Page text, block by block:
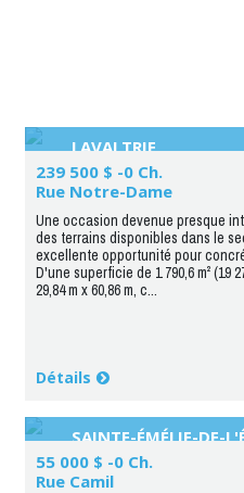
LAVALTRIE
239 500 $ -0 Ch.
Rue Notre-Dame
Une occasion devenue presque
des terrains disponibles dans le
excellente opportunité pour
D'une superficie de 1 790,6 m² (19
29,84 m x 60,86 m, c...
Détails
SAINTE-ÉMÉLIE-DE-
55 000 $ -0 Ch.
Rue Camil